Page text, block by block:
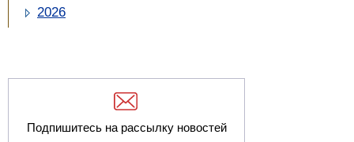
2026
Подпишитесь на рассылку новостей